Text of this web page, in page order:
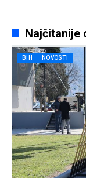
Najčitanije
BIH NOVOSTI